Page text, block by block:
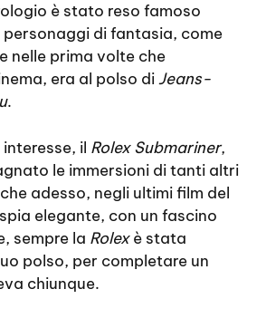
è stato reso famoso
personaggi di fantasia, come
nelle prima volte che
era al polso diJeans-
.
il Rolex Submariner,
le immersioni di tanti altri
adesso, negli ultimi film del
elegante, con un fascino
sempre la Rolexè stata
polso, per completare un
chiunque.